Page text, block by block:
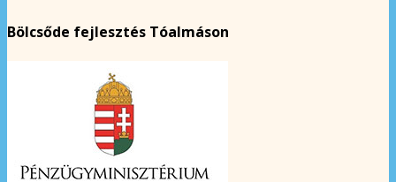
Bölcsőde fejlesztés Tóalmáson